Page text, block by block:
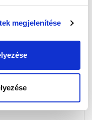
megjelenítése
EGY
szervezett